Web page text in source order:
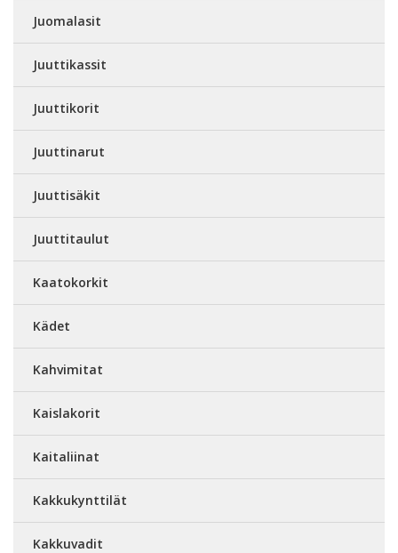
Juomalasit
Juuttikassit
Juuttikorit
Juuttinarut
Juuttisäkit
Juuttitaulut
Kaatokorkit
Kädet
Kahvimitat
Kaislakorit
Kaitaliinat
Kakkukynttilät
Kakkuvadit